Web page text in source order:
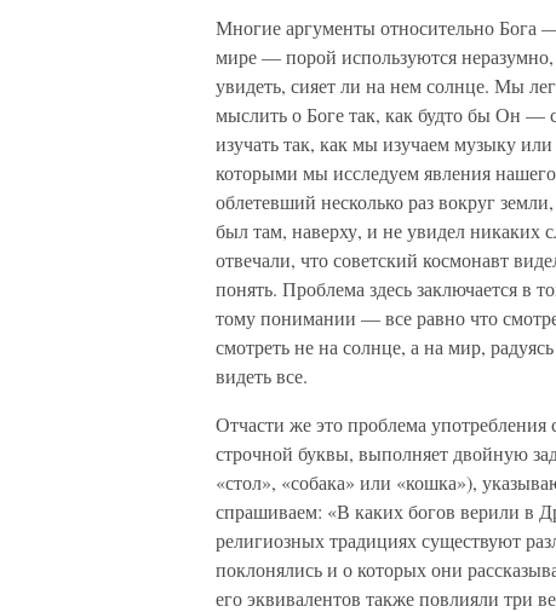
Многие аргументы относительно Бога
мире — порой используются
увидеть, сияет ли на нем солнце. Мы
мыслить о Боге так, как будто бы Он —
изучать так, как мы изучаем музыку
которыми мы исследуем явления
облетевший несколько раз вокруг
был там, наверху, и не увидел никаких
отвечали, что советский космонавт
понять. Проблема здесь заключается в
тому понимании — все равно что
смотреть не на солнце, а на мир,
видеть все.
Отчасти же это проблема
строчной буквы, выполняет двойную
«стол», «собака» или «кошка»),
спрашиваем: «В каких богов верили в
религиозных традициях существуют
поклонялись и о которых они
его эквивалентов также повлияли три